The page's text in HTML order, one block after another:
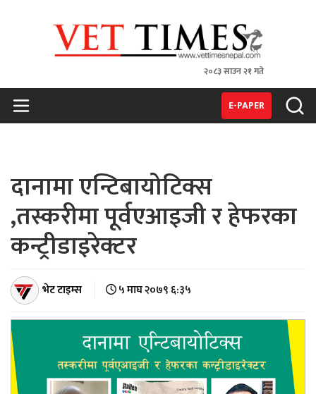
२०८३ साउन २१ गते
E-PAPER
दानामा एन्टिबायोटिक्स
,तस्करीमा पूर्वएआइजी र हेफरका
कन्ट्रीडाइरेक्टर
भेट टाइम्स ५ माघ २०७९ ६:३५